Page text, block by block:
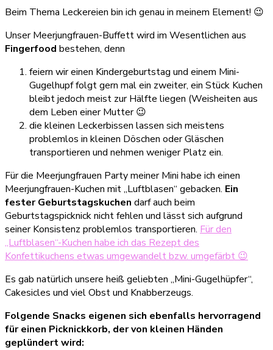
Beim Thema Leckereien bin ich genau in meinem Element! 😉
Unser Meerjungfrauen-Buffett wird im Wesentlichen aus
Fingerfood bestehen, denn
feiern wir einen Kindergeburtstag und einem Mini-
Gugelhupf folgt gern mal ein zweiter, ein Stück Kuchen
bleibt jedoch meist zur Hälfte liegen (Weisheiten aus
dem Leben einer Mutter 😉
die kleinen Leckerbissen lassen sich meistens
problemlos in kleinen Döschen oder Gläschen
transportieren und nehmen weniger Platz ein.
Für die Meerjungfrauen Party meiner Mini habe ich einen
Meerjungfrauen-Kuchen mit „Luftblasen“ gebacken. Ein
fester Geburtstagskuchen darf auch beim
Geburtstagspicknick nicht fehlen und lässt sich aufgrund
seiner Konsistenz problemlos transportieren. Für den
„Luftblasen“-Kuchen habe ich das Rezept des
Konfettikuchens etwas umgewandelt bzw. umgefärbt 😉
Es gab natürlich unsere heiß geliebten „Mini-Gugelhüpfer“,
Cakesicles und viel Obst und Knabberzeugs.
Folgende Snacks eigenen sich ebenfalls hervorragend
für einen Picknickkorb, der von kleinen Händen
geplündert wird: